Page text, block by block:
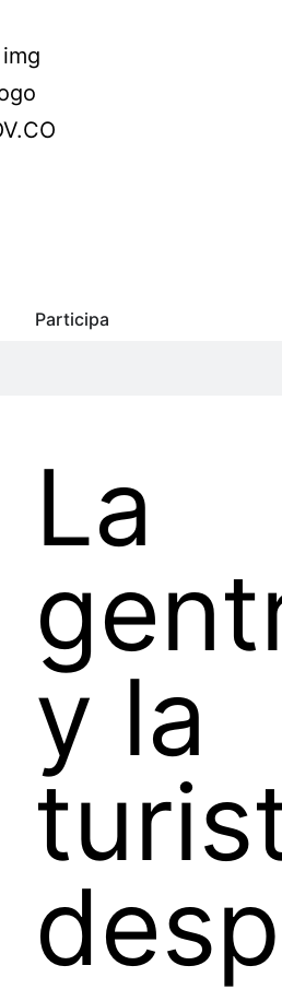
Participa
La
y la